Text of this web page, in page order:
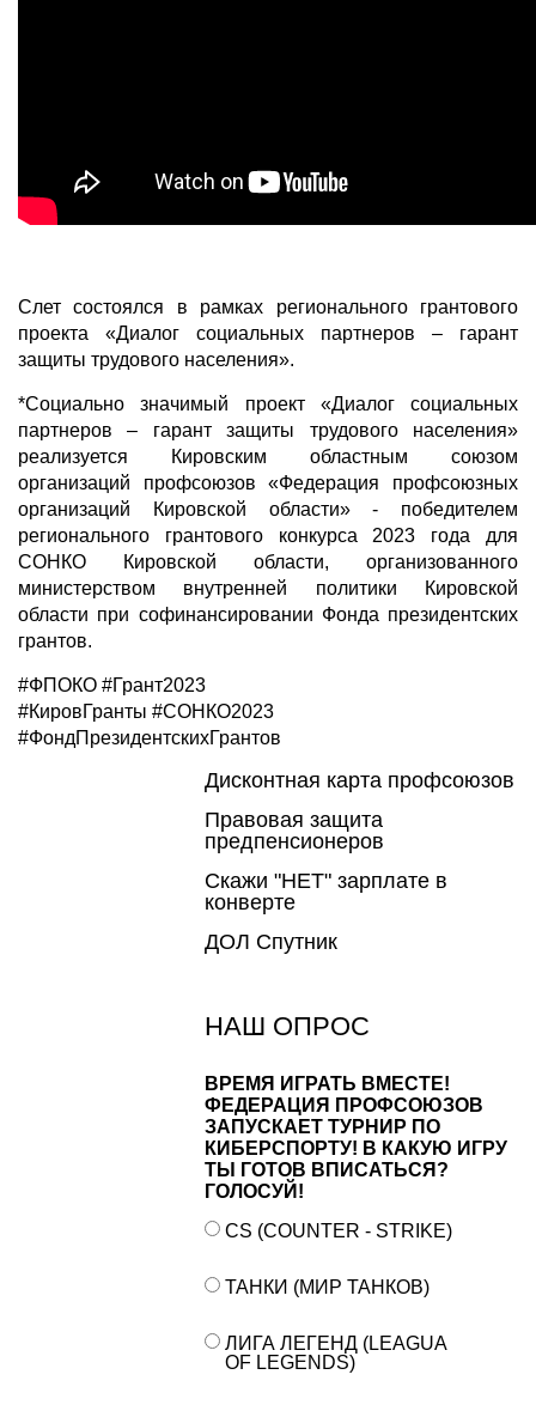
Слет состоялся в рамках регионального грантового
проекта «Диалог социальных партнеров – гарант
защиты трудового населения».
*Социально значимый проект «Диалог социальных
партнеров – гарант защиты трудового населения»
реализуется Кировским областным союзом
организаций профсоюзов «Федерация профсоюзных
организаций Кировской области» - победителем
регионального грантового конкурса 2023 года для
СОНКО Кировской области, организованного
министерством внутренней политики Кировской
области при софинансировании Фонда президентских
грантов.
#ФПОКО #Грант2023
#КировГранты #СОНКО2023
#ФондПрезидентскихГрантов
Дисконтная карта профсоюзов
Правовая защита
предпенсионеров
Скажи "НЕТ" зарплате в
конверте
ДОЛ Спутник
НАШ ОПРОС
ВРЕМЯ ИГРАТЬ ВМЕСТЕ!
ФЕДЕРАЦИЯ ПРОФСОЮЗОВ
ЗАПУСКАЕТ ТУРНИР ПО
КИБЕРСПОРТУ! В КАКУЮ ИГРУ
ТЫ ГОТОВ ВПИСАТЬСЯ?
ГОЛОСУЙ!
CS (COUNTER - STRIKE)
ТАНКИ (МИР ТАНКОВ)
ЛИГА ЛЕГЕНД (LEAGUA
OF LEGENDS)